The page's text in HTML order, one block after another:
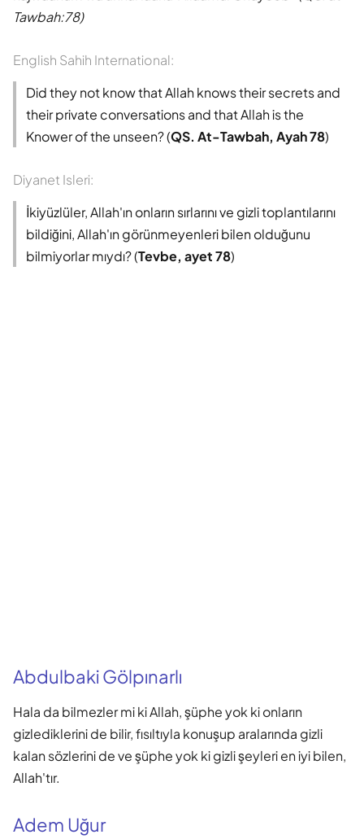
Tawbah:78)
English Sahih International:
Did they not know that Allah knows their secrets and
their private conversations and that Allah is the
Knower of the unseen? (QS. At-Tawbah, Ayah 78)
Diyanet Isleri:
İkiyüzlüler, Allah'ın onların sırlarını ve gizli toplantılarını
bildiğini, Allah'ın görünmeyenleri bilen olduğunu
bilmiyorlar mıydı? (Tevbe, ayet 78)
Abdulbaki Gölpınarlı
Hala da bilmezler mi ki Allah, şüphe yok ki onların
gizlediklerini de bilir, fısıltıyla konuşup aralarında gizli
kalan sözlerini de ve şüphe yok ki gizli şeyleri en iyi bilen,
Allah'tır.
Adem Uğur